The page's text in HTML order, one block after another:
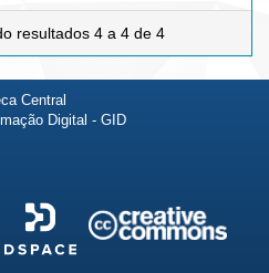
resultados 4 a 4 de 4
Central
Digital - GID